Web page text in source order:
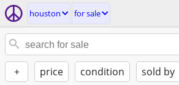
houston for sale
+ price condition sold by